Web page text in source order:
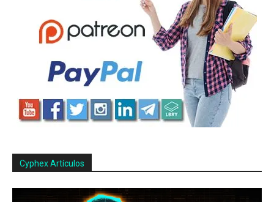
Cyphex Artículos